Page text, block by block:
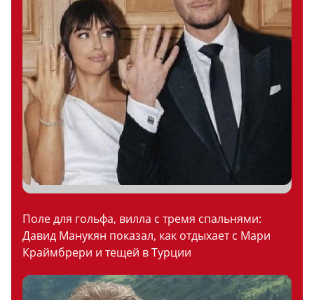
Поле для гольфа, вилла с тремя спальнями:
Давид Манукян показал, как отдыхает с Мари
Краймбрери и тещей в Турции